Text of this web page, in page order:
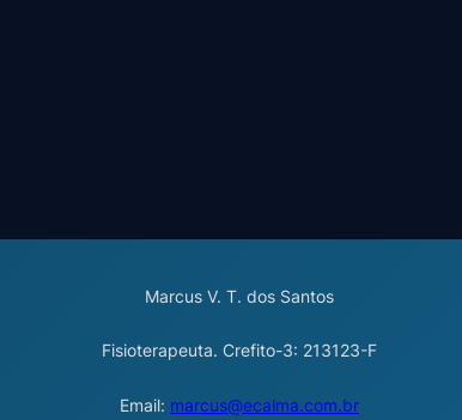
Marcus V. T. dos Santos
Fisioterapeuta. Crefito-3: 213123-F
Email: marcus@ecalma.com.br